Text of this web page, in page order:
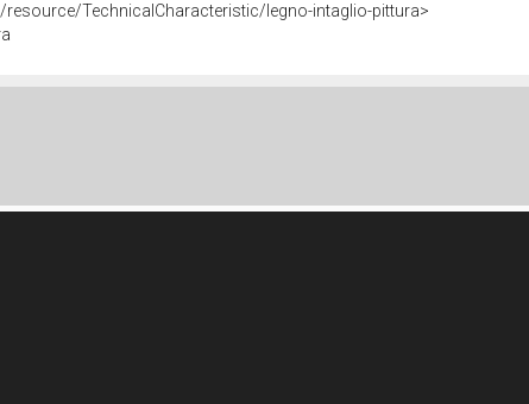
TechnicalCharacteristic/legno-intaglio-pittura>